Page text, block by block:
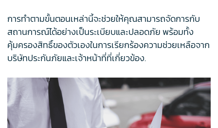
การทำตามขั้นตอนเหล่านี้จะช่วยให้คุณสามารถจัดการกับ
สถานการณ์ได้อย่างเป็นระเบียบและปลอดภัย พร้อมทั้ง
คุ้มครองสิทธิ์ของตัวเองในการเรียกร้องความช่วยเหลือจาก
บริษัทประกันภัยและเจ้าหน้าที่ที่เกี่ยวข้อง.